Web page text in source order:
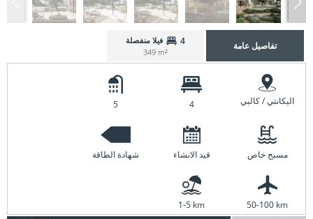
تفاصيل عامة 4 فيلا منفصلة
349 m²
اليكانتي / كالبي 4
5
مسبح خاص قيد الانشاء شهادة الطاقة
50-100 km
1-5 km